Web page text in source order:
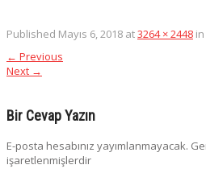
Published Mayıs 6, 2018 at3264 × 2448 in
← Previous
Next →
Bir Cevap Yazın
E-posta hesabınız yayımlanmayacak.
işaretlenmişlerdir